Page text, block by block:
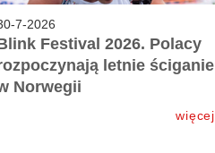
-7-2026
Festival 2026. Polacy
letnie ściganie
Norwegii
więcej